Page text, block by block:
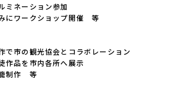
ミネーション参加
にワークショップ開催　等
で市の観光協会とコラボレーション
作品を市内各所へ展示
制作　等